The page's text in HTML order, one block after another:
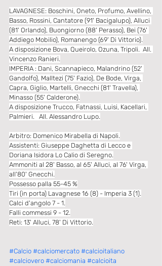
LAVAGNESE: Boschini, Oneto, Profumo, Avellino,
Basso, Rossini, Cantatore (91' Bacigalupo), Alluci
(81' Orlando), Buongiorno (88' Perasso), Bei (76'
Addiego Mobilio), Romanengo (69' Di Vittorio).
A disposizione Bova, Queirolo, Ozuna, Tripoli.  All.
Vincenzo Ranieri.
IMPERIA : Dani, Scannapieco, Malandrino (52'
Gandolfo), Malltezi (75' Fazio), De Bode, Virga,
Capra, Giglio, Martelli, Gnecchi (81' Travella),
Minasso (55' Calderone).
A disposizione Trucco, Fatnassi, Luisi, Kacellari,
Palmieri.   All. Alessandro Lupo.
Arbitro: Domenico Mirabella di Napoli.
Assistenti: Giuseppe Daghetta di Lecco e
Doriana Isidora Lo Calio di Seregno.
Ammoniti al 28' Basso, al 65' Alluci, al 76' Virga,
all'80' Gnecchi.
Possesso palla 55-45 %
Tiri (in porta) Lavagnese 16 (8) - Imperia 3 (1).
Calci d'angolo 7 - 1.
Falli commessi 9 - 12.
Reti: 13' Alluci, 78' Di Vittorio.
#Calcio #calciomercato #calcioitaliano
#calciovero #calciomania #calcioita